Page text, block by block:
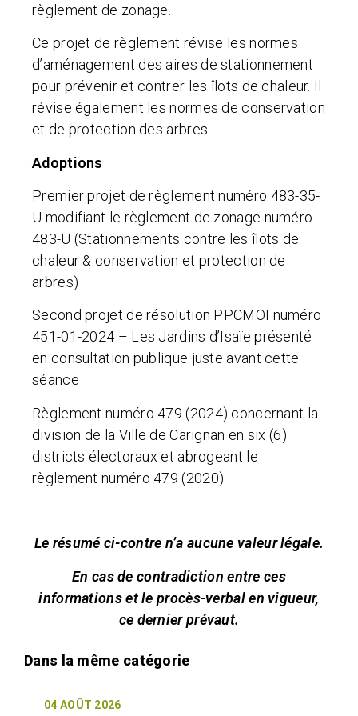
règlement de zonage.
Ce projet de règlement révise les normes
d’aménagement des aires de stationnement
pour prévenir et contrer les îlots de chaleur. Il
révise également les normes de conservation
et de protection des arbres.
Adoptions
Premier projet de règlement numéro 483-35-
U modifiant le règlement de zonage numéro
483-U (Stationnements contre les îlots de
chaleur & conservation et protection de
arbres)
Second projet de résolution PPCMOI numéro
451-01-2024 – Les Jardins d’Isaïe présenté
en consultation publique juste avant cette
séance
Règlement numéro 479 (2024) concernant la
division de la Ville de Carignan en six (6)
districts électoraux et abrogeant le
règlement numéro 479 (2020)
Le résumé ci-contre n’a aucune valeur légale.
En cas de contradiction entre ces
informations et le procès-verbal en vigueur,
ce dernier prévaut.
04 AOÛT 2026